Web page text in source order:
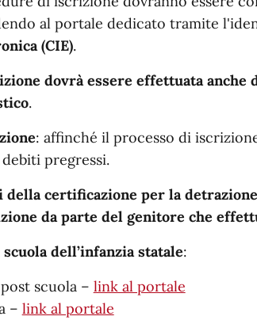
al portale dedicato tramite
(CIE).
dovrà essere effettuata
.
: affinché il processo di
pregressi.
della certificazione per la
da parte del genitore che
scuola dell’infanzia statale:
scuola – link al portale
– link al portale